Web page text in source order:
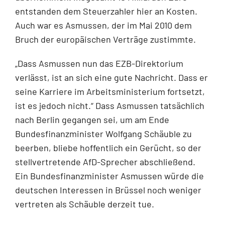
entstanden dem Steuerzahler hier an Kosten.
Auch war es Asmussen, der im Mai 2010 dem
Bruch der europäischen Verträge zustimmte.
„Dass Asmussen nun das EZB-Direktorium
verlässt, ist an sich eine gute Nachricht. Dass er
seine Karriere im Arbeitsministerium fortsetzt,
ist es jedoch nicht.“ Dass Asmussen tatsächlich
nach Berlin gegangen sei, um am Ende
Bundesfinanzminister Wolfgang Schäuble zu
beerben, bliebe hoffentlich ein Gerücht, so der
stellvertretende AfD-Sprecher abschließend.
Ein Bundesfinanzminister Asmussen würde die
deutschen Interessen in Brüssel noch weniger
vertreten als Schäuble derzeit tue.